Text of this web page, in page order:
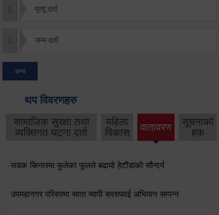
मृत्यू दर्ता
जन्म दर्ता
अन्य
थप विवरणहरु
सामाजिक सुरक्षा तथा
व्यक्तिगत घटना दर्ता
महिला
विकास
वातावरण
सूचनाको
हक
सडक किनारमा फुलेका फूलले बढायो हेटौंडाको सौन्दर्य
उपमहानगर परिसरमा साता व्यापी सरसफाई अभियान सम्पन्न